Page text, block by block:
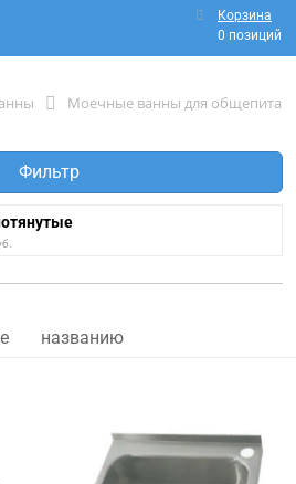
Корзина
0 позиций
Моечные ванны для общепита
Фильтр
названию